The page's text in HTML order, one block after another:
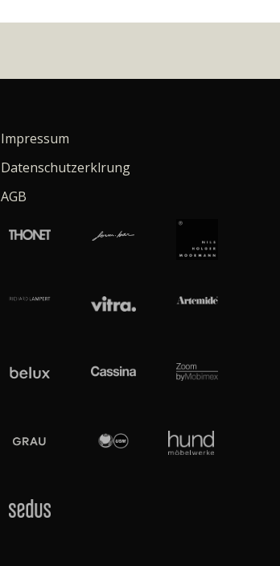
Impressum
Datenschutzerklrung
AGB